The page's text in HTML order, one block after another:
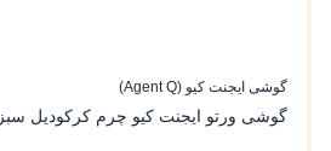
گوشی ایجنت کیو (Agent Q)
گوشی ورتو ایجنت کیو چرم کرکودیل سبز